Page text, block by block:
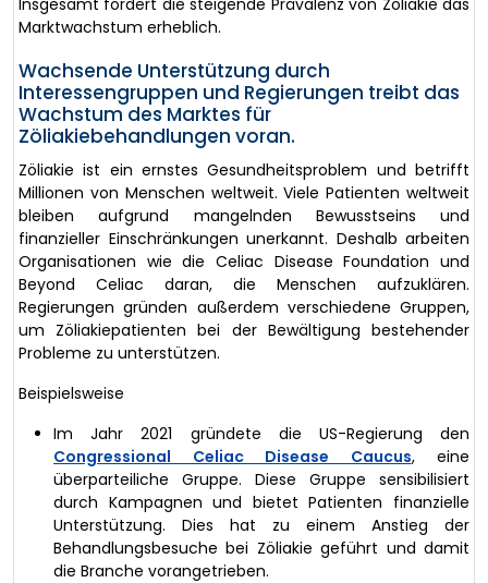
Marktwachstum erheblich.
Wachsende Unterstützung durch
Interessengruppen und Regierungen treibt das
Wachstum des Marktes für
Zöliakiebehandlungen voran.
Zöliakie ist ein ernstes Gesundheitsproblem und betrifft
Millionen von Menschen weltweit. Viele Patienten weltweit
bleiben aufgrund mangelnden Bewusstseins und
finanzieller Einschränkungen unerkannt. Deshalb arbeiten
Organisationen wie die Celiac Disease Foundation und
Beyond Celiac daran, die Menschen aufzuklären.
Regierungen gründen außerdem verschiedene Gruppen,
um Zöliakiepatienten bei der Bewältigung bestehender
Probleme zu unterstützen.
Beispielsweise
Im Jahr 2021 gründete die US-Regierung den
Congressional Celiac Disease Caucus, eine
überparteiliche Gruppe. Diese Gruppe sensibilisiert
durch Kampagnen und bietet Patienten finanzielle
Unterstützung. Dies hat zu einem Anstieg der
Behandlungsbesuche bei Zöliakie geführt und damit
die Branche vorangetrieben.